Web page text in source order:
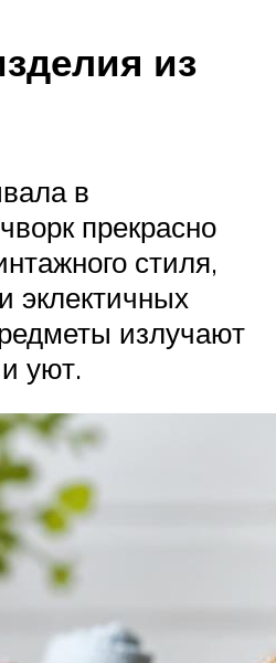
из
в
прекрасно
стиля,
эклектичных
излучают
уют.